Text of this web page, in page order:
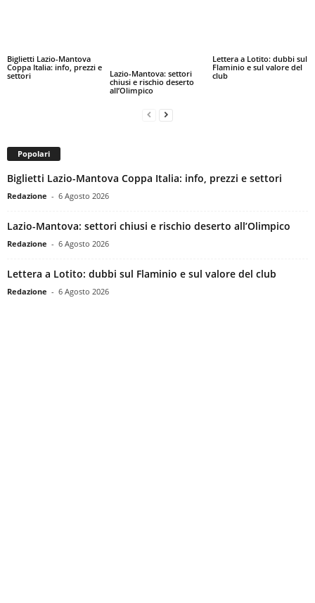
Biglietti Lazio-Mantova
Coppa Italia: info, prezzi e
settori
Lazio-Mantova: settori
chiusi e rischio deserto
all’Olimpico
Lettera a Lotito: dubbi sul
Flaminio e sul valore del
club
Popolari
Biglietti Lazio-Mantova Coppa Italia: info, prezzi e settori
Redazione - 6 Agosto 2026
Lazio-Mantova: settori chiusi e rischio deserto all’Olimpico
Redazione - 6 Agosto 2026
Lettera a Lotito: dubbi sul Flaminio e sul valore del club
Redazione - 6 Agosto 2026